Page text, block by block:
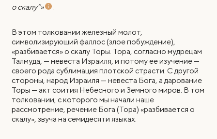
о скалу“»
.
В этом толковании железный молот,
символизирующий фаллос (злое побуждение),
«разбивается» о скалу Торы. Тора, согласно мудрецам
Талмуда, — невеста Израиля, и потому ее изучение —
своего рода сублимация плотской страсти. С другой
стороны, народ Израиля — невеста Бога, а дарование
Торы — акт соития Небесного и Земного миров. В том
толковании, с которого мы начали наше
рассмотрение, речение Бога (Тора) «разбивается о
скалу», звуча на семидесяти языках.